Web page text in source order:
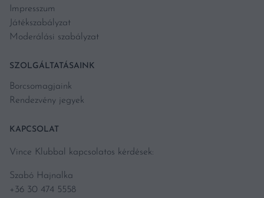
Impresszum
Játékszabályzat
Moderálási szabályzat
SZOLGÁLTATÁSAINK
Borcsomagjaink
Rendezvény jegyek
KAPCSOLAT
Vince Klubbal kapcsolatos kérdések:
Szabó Hajnalka
+36 30 474 5558